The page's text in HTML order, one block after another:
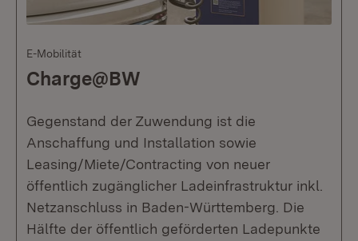
E-Mobilität
Charge@BW
Gegenstand der Zuwendung ist die
Anschaffung und Installation sowie
Leasing/Miete/Contracting von neuer
öffentlich zugänglicher Ladeinfrastruktur inkl.
Netzanschluss in Baden-Württemberg. Die
Hälfte der öffentlich geförderten Ladepunkte